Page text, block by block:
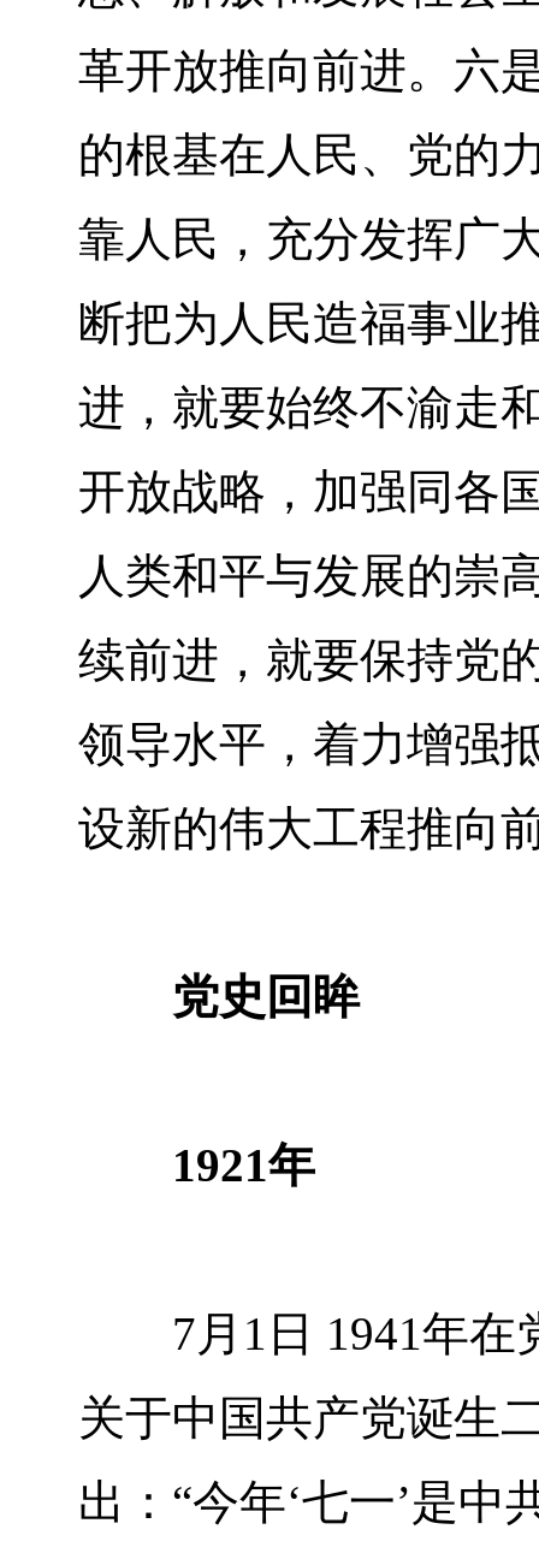
革开放推向前进。六
的根基在人民、党的
靠人民，充分发挥广
断把为人民造福事业
进，就要始终不渝走
开放战略，加强同各
人类和平与发展的崇
续前进，就要保持党
领导水平，着力增强
设新的伟大工程推向
党史回眸
1921年
7月1日 1941年在
关于中国共产党诞生
出：“今年‘七一’是